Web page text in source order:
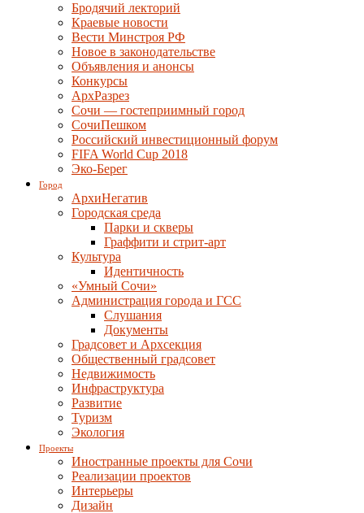
Бродячий лекторий
Краевые новости
Вести Минстроя РФ
Новое в законодательстве
Объявления и анонсы
Конкурсы
АрхРазрез
Сочи — гостеприимный город
СочиПешком
Российский инвестиционный форум
FIFA World Cup 2018
Эко-Берег
Город
АрхиНегатив
Городская среда
Парки и скверы
Граффити и стрит-арт
Культура
Идентичность
«Умный Сочи»
Администрация города и ГСС
Слушания
Документы
Градсовет и Архсекция
Общественный градсовет
Недвижимость
Инфраструктура
Развитие
Туризм
Экология
Проекты
Иностранные проекты для Сочи
Реализации проектов
Интерьеры
Дизайн